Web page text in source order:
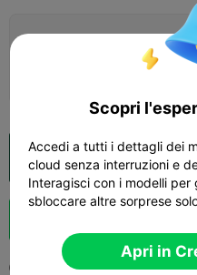
Aggiungi
Apri in
Potenziazi

Scopri
Accedi a tutti i dettagli dei
cloud senza interruzioni e
Interagisci con i modelli
sbloccare altre sorprese
Apri in